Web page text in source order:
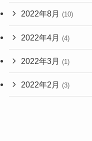
2022年8月 (10)
2022年4月 (4)
2022年3月 (1)
2022年2月 (3)